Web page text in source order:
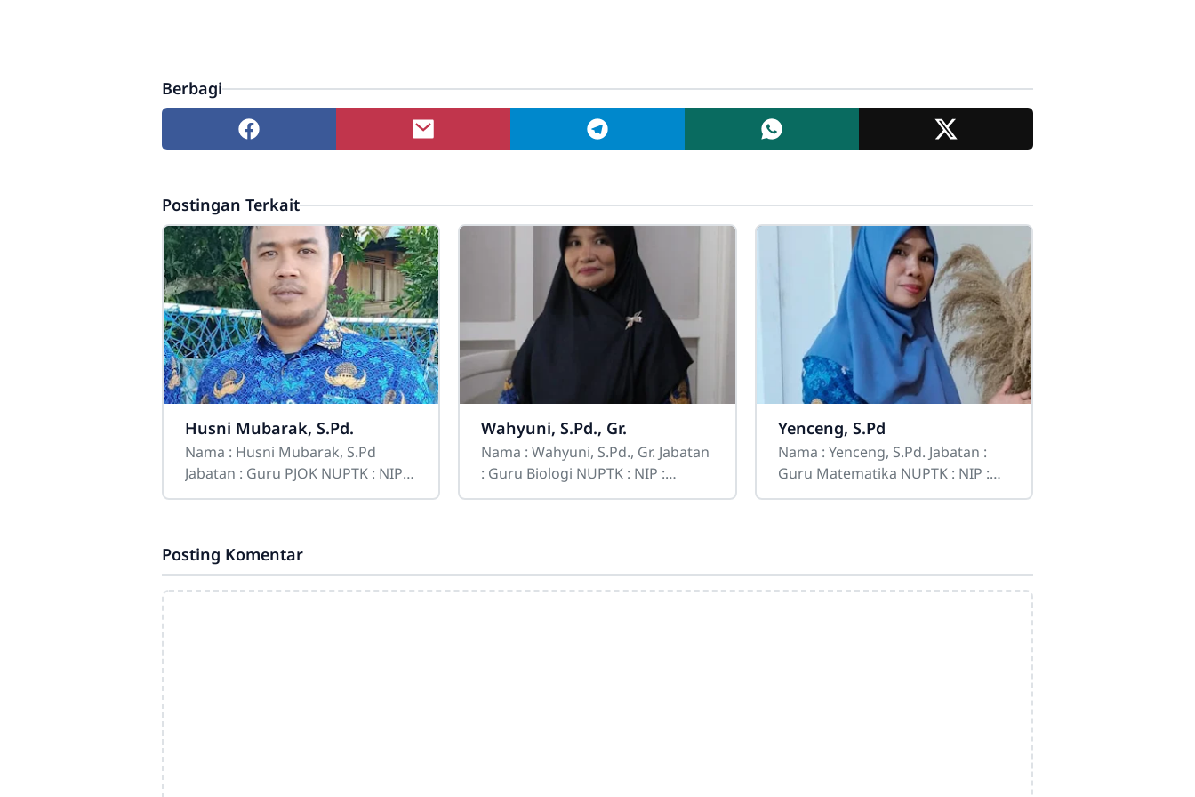
Berbagi
Postingan Terkait
Husni Mubarak, S.Pd.
Nama : Husni Mubarak, S.Pd
Jabatan : Guru PJOK NUPTK : NIP :
Tempat Lahir
Wahyuni, S.Pd., Gr.
Nama : Wahyuni, S.Pd., Gr. Jabatan
: Guru Biologi NUPTK : NIP :
Tempat
Yenceng, S.Pd
Nama : Yenceng, S.Pd. Jabatan :
Guru Matematika NUPTK : NIP :
Tempat Lahir
Posting Komentar